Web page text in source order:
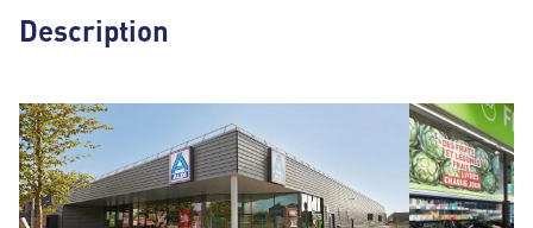
Description